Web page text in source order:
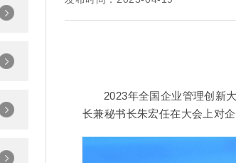
2023年全国企业管理创新
长兼秘书长朱宏任在大会上对